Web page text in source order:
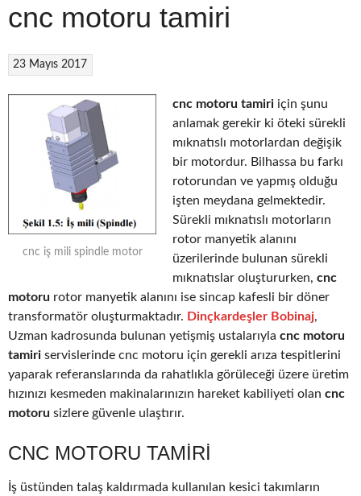
cnc motoru tamiri
23 Mayıs 2017
cnc iş mili spindle motor
cnc motoru tamiri için şunu
anlamak gerekir ki öteki sürekli
mıknatıslı motorlardan değişik
bir motordur. Bilhassa bu farkı
rotorundan ve yapmış olduğu
işten meydana gelmektedir.
Sürekli mıknatıslı motorların
rotor manyetik alanını
üzerilerinde bulunan sürekli
mıknatıslar oluştururken, cnc
motoru rotor manyetik alanını ise sincap kafesli bir döner
transformatör oluşturmaktadır. Dinçkardeşler Bobinaj,
Uzman kadrosunda bulunan yetişmiş ustalarıyla cnc motoru
tamiri servislerinde cnc motoru için gerekli arıza tespitlerini
yaparak referanslarında da rahatlıkla görüleceği üzere üretim
hızınızı kesmeden makinalarınızın hareket kabiliyeti olan cnc
motoru sizlere güvenle ulaştırır.
CNC MOTORU TAMIRI
İş üstünden talaş kaldırmada kullanılan kesici takımların